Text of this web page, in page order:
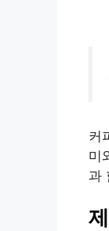
커
미
과